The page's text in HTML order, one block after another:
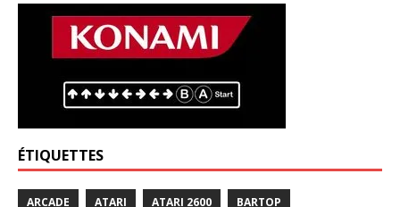
ÉTIQUETTES
ARCADE ATARI ATARI 2600 BARTOP